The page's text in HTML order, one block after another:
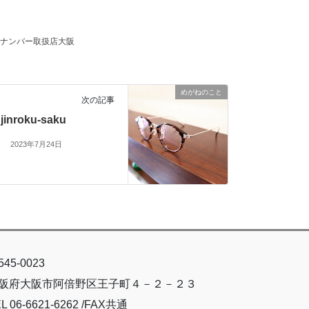
ンバー取扱店大阪
めがねのこと
次の記事
jinroku-saku
2023年7月24日
0023
府大阪市阿倍野区王子町４－２－２３
06-6621-6262 /FAX共通